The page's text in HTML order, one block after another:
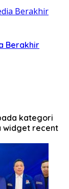
Berakhir
kategori
widget recent